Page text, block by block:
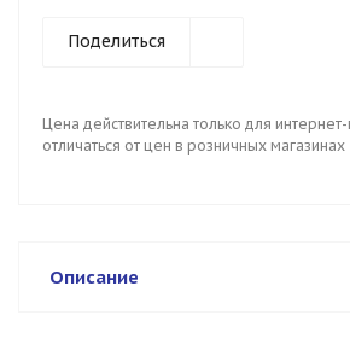
Поделиться
Цена действительна только для
отличаться от цен в розничных магазинах
Описание